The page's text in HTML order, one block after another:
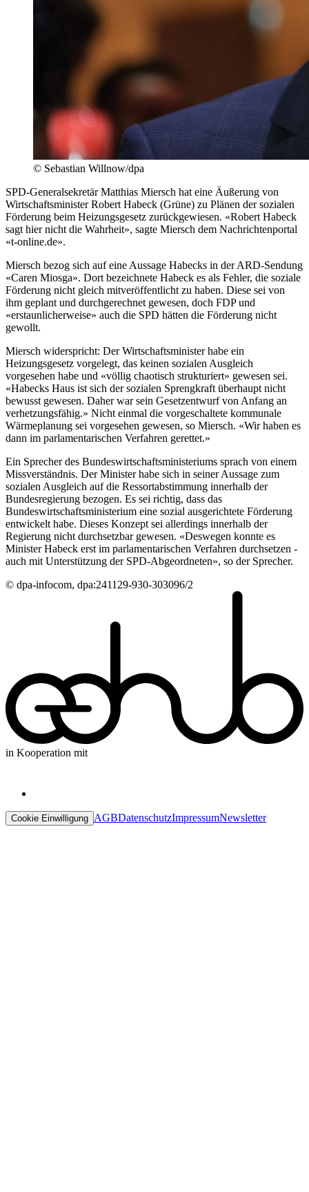
© Sebastian Willnow/dpa
SPD-Generalsekretär Matthias Miersch hat eine Äußerung von
Wirtschaftsminister Robert Habeck (Grüne) zu Plänen der sozialen
Förderung beim Heizungsgesetz zurückgewiesen. «Robert Habeck
sagt hier nicht die Wahrheit», sagte Miersch dem Nachrichtenportal
«t-online.de».
Miersch bezog sich auf eine Aussage Habecks in der ARD-Sendung
«Caren Miosga». Dort bezeichnete Habeck es als Fehler, die soziale
Förderung nicht gleich mitveröffentlicht zu haben. Diese sei von
ihm geplant und durchgerechnet gewesen, doch FDP und
«erstaunlicherweise» auch die SPD hätten die Förderung nicht
gewollt.
Miersch widerspricht: Der Wirtschaftsminister habe ein
Heizungsgesetz vorgelegt, das keinen sozialen Ausgleich
vorgesehen habe und «völlig chaotisch strukturiert» gewesen sei.
«Habecks Haus ist sich der sozialen Sprengkraft überhaupt nicht
bewusst gewesen. Daher war sein Gesetzentwurf von Anfang an
verhetzungsfähig.» Nicht einmal die vorgeschaltete kommunale
Wärmeplanung sei vorgesehen gewesen, so Miersch. «Wir haben es
dann im parlamentarischen Verfahren gerettet.»
Ein Sprecher des Bundeswirtschaftsministeriums sprach von einem
Missverständnis. Der Minister habe sich in seiner Aussage zum
sozialen Ausgleich auf die Ressortabstimmung innerhalb der
Bundesregierung bezogen. Es sei richtig, dass das
Bundeswirtschaftsministerium eine sozial ausgerichtete Förderung
entwickelt habe. Dieses Konzept sei allerdings innerhalb der
Regierung nicht durchsetzbar gewesen. «Deswegen konnte es
Minister Habeck erst im parlamentarischen Verfahren durchsetzen -
auch mit Unterstützung der SPD-Abgeordneten», so der Sprecher.
© dpa-infocom, dpa:241129-930-303096/2
in Kooperation mit
Cookie Einwilligung AGBDatenschutzImpressumNewsletter